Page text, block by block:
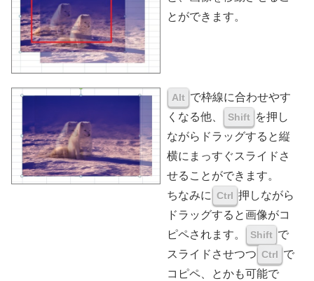
とができます。
Alt で枠線に合わせやす
くなる他、
Shift を押し
ながらドラッグすると縦
横にまっすぐスライドさ
せることができます。
ちなみに Ctrl 押しながら
ドラッグすると画像がコ
ピペされます。
Shift で
スライドさせつつ Ctrl で
コピペ、とかも可能で